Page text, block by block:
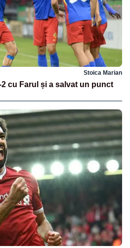
Stoica Marian
2 cu Farul și a salvat un punct